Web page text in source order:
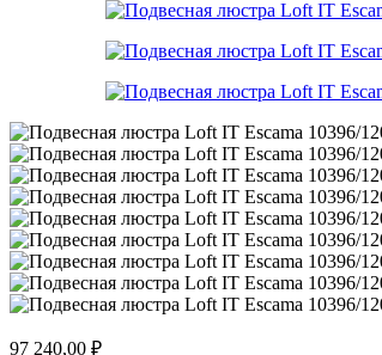
97 240,00 ₽